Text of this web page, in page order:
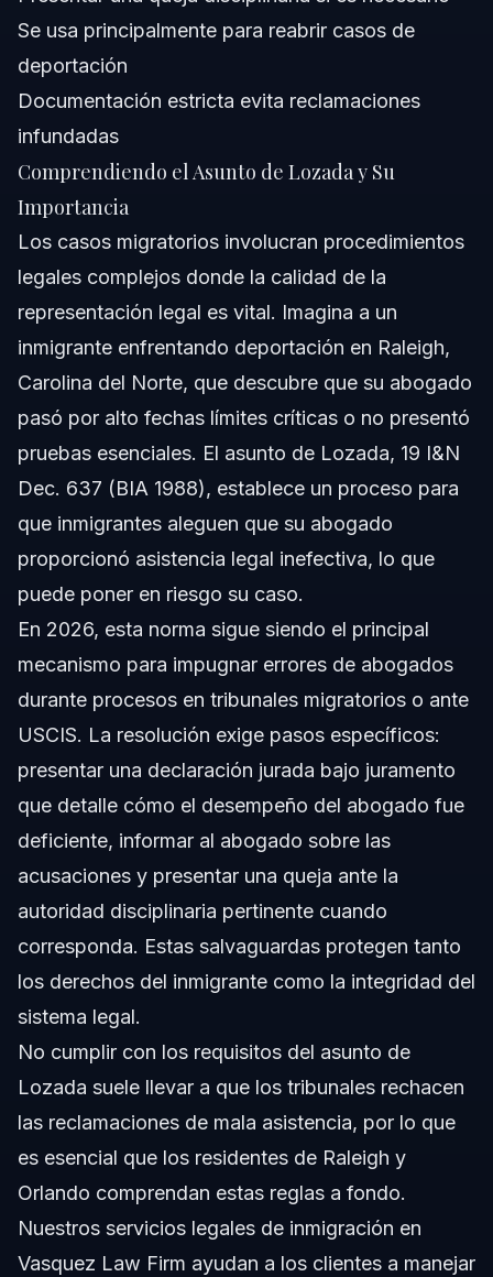
Se usa principalmente para reabrir casos de
deportación
Documentación estricta evita reclamaciones
infundadas
Comprendiendo el Asunto de Lozada y Su
Importancia
Los casos migratorios involucran procedimientos
legales complejos donde la calidad de la
representación legal es vital. Imagina a un
inmigrante enfrentando deportación en Raleigh,
Carolina del Norte, que descubre que su abogado
pasó por alto fechas límites críticas o no presentó
pruebas esenciales. El asunto de Lozada, 19 I&N
Dec. 637 (BIA 1988), establece un proceso para
que inmigrantes aleguen que su abogado
proporcionó asistencia legal inefectiva, lo que
puede poner en riesgo su caso.
En 2026, esta norma sigue siendo el principal
mecanismo para impugnar errores de abogados
durante procesos en tribunales migratorios o ante
USCIS. La resolución exige pasos específicos:
presentar una declaración jurada bajo juramento
que detalle cómo el desempeño del abogado fue
deficiente, informar al abogado sobre las
acusaciones y presentar una queja ante la
autoridad disciplinaria pertinente cuando
corresponda. Estas salvaguardas protegen tanto
los derechos del inmigrante como la integridad del
sistema legal.
No cumplir con los requisitos del asunto de
Lozada suele llevar a que los tribunales rechacen
las reclamaciones de mala asistencia, por lo que
es esencial que los residentes de Raleigh y
Orlando comprendan estas reglas a fondo.
Nuestros servicios legales de inmigración en
Vasquez Law Firm ayudan a los clientes a manejar